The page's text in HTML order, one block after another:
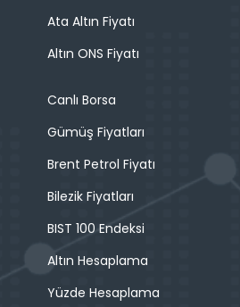
Ata Altın Fiyatı
Altın ONS Fiyatı
Canlı Borsa
Gümüş Fiyatları
Brent Petrol Fiyatı
Bilezik Fiyatları
BIST 100 Endeksi
Altın Hesaplama
Yüzde Hesaplama